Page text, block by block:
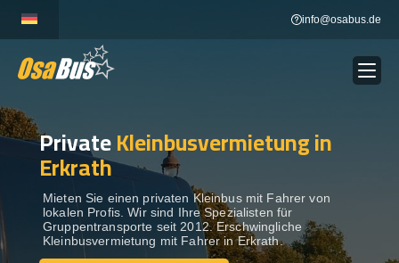
content
info@osabus.de
BUSVERMIETUNG Show dropdown
REISEZIELE
FLOTTE
PrivateKleinbusvermietung in
Erkrath
Mieten Sie einen privaten Kleinbus mit Fahrer von
lokalen Profis. Wir sind Ihre Spezialisten für
Gruppentransporte seit 2012. Erschwingliche
Kleinbusvermietung mit Fahrer in Erkrath.